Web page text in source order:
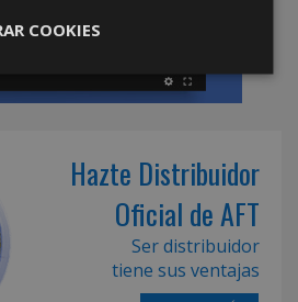
Hazte Distribuidor
Oficial de AFT
Ser distribuidor
tiene sus ventajas
COOKIES